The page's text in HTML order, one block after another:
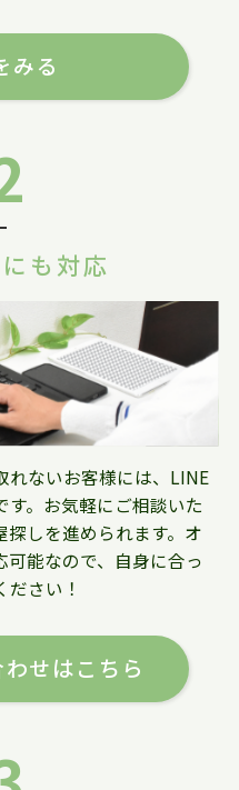
みる
も対応
れないお客様には、LINE
。お気軽にご相談いた
しを進められます。オ
能なので、自身に合っ
さい！
せはこちら